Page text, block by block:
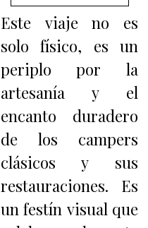
Este viaje no es
solo físico, es un
periplo por la
artesanía y el
encanto duradero
de los campers
clásicos y sus
restauraciones. Es
un festín visual que